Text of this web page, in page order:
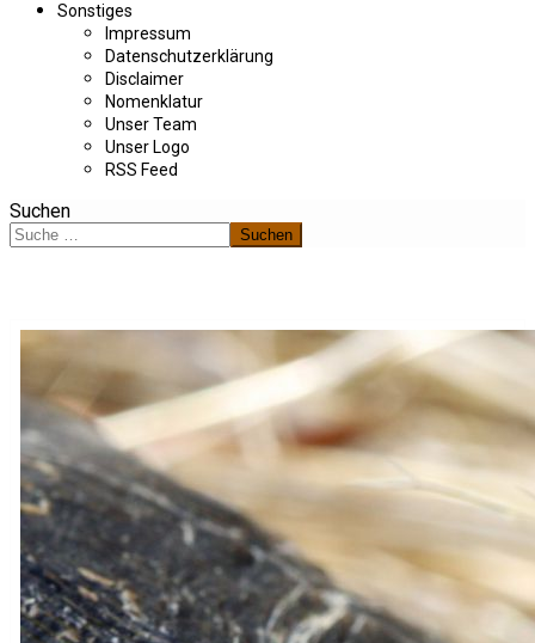
Sonstiges
Impressum
Datenschutzerklärung
Disclaimer
Nomenklatur
Unser Team
Unser Logo
RSS Feed
Suchen
Suchen